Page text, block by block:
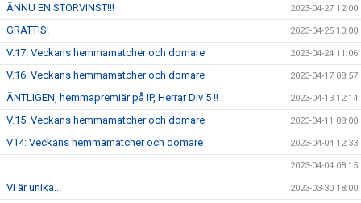
ÄNNU EN STORVINST!!! 2023-04-27 12:00
GRATTIS! 2023-04-25 10:00
V.17: Veckans hemmamatcher och domare 2023-04-24 11:06
V.16: Veckans hemmamatcher och domare 2023-04-17 08:57
ÄNTLIGEN, hemmapremiär på IP, Herrar Div 5 !! 2023-04-13 12:14
V.15: Veckans hemmamatcher och domare 2023-04-11 08:00
V14: Veckans hemmamatcher och domare 2023-04-04 12:33
2023-04-04 08:15
Vi är unika... 2023-03-30 18:00